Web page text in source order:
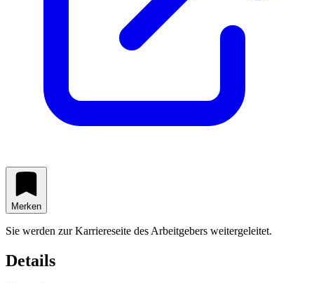
Merken
Sie werden zur Karriereseite des Arbeitgebers weitergeleitet.
Details